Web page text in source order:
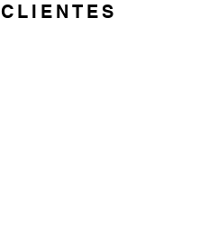
CLIENTES